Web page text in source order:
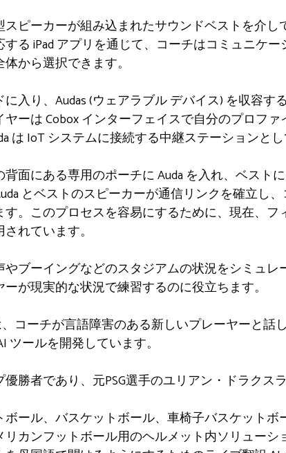
ピーカーが組み込まれたサウンドベストを介し
る iPad アプリを通じて、コーチはコミュニケ
から選択できます。
入り、Audas (ウェアラブル デバイス) を収容す
ーは Cobox インターフェイスで自分のプロファ
は IoT システムに接続する中継ステーションとし
面にある専用のポーチに Auda を入れ、ベスト
とベストのスピーカーが通信リンクを確立し
。このプロセスを容易にするために、現在、フ
れています。
ブーイングなどのスタジアムの状況をシミュ
が現実的な状況で練習するのに役立ちます。
、コーチが言語障害のある新しいプレーヤーと話
ツールを開発しています。
勝者であり、元PSG選手のユリアン・ドラクス
ール、バスケットボール、車椅子バスケット
カンフットボール用のヘルメット内ソリュー